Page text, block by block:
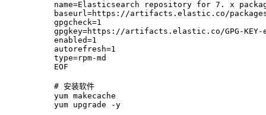
name=Elasticsearch repository for 7. x
baseurl=https://artifacts.elastic.co/
gpgcheck=1
gpgkey=https://artifacts.elastic.co/GPG-
enabled=1
autorefresh=1
type=rpm-md
EOF
# 安装软件
yum makecache
yum upgrade -y